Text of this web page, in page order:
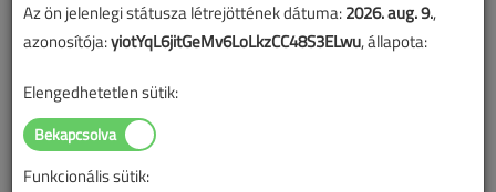
Épületgépészet
Együtt-tanúsítás kontra
kéményseprőipar
2018/3. lapszám
Az ön jelenlegi státusza létrejöttének dátuma:2026. aug. 9.,
azonosítója:yiotYqL6jitGeMv6LoLkzCC48S3ELwu, állapota:
Elengedhetetlen sütik:
Funkcionális sütik: